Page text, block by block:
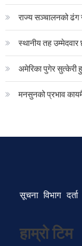
राज्य सञ्चालनको ढंग
स्थानीय तह उम्मेदवार
अमेरिका पुगेर सुत्केरी
मनसुनको प्रभाव
सूचना विभाग
हाम्रो टिम